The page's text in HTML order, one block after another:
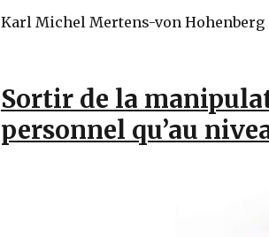
Karl Michel Mertens-von Hohenberg
Sortir de la
personnel qu’au